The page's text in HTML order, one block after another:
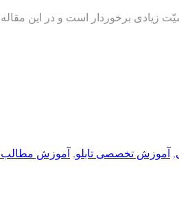
زیادی برخوردار است و در این
, آموزش تخصصی تابلو, آموزش مطالب